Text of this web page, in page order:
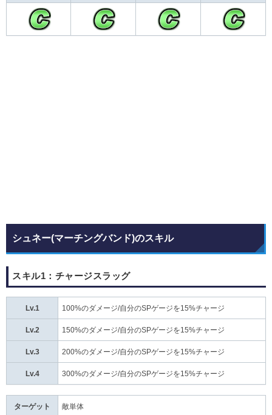
シュネー(マーチングバンド)のスキル
スキル1：チャージスラッグ
Lv.1 100%のダメージ/自分のSPゲージを15%チャージ
Lv.2 150%のダメージ/自分のSPゲージを15%チャージ
Lv.3 200%のダメージ/自分のSPゲージを15%チャージ
Lv.4 300%のダメージ/自分のSPゲージを15%チャージ
ターゲット 敵単体